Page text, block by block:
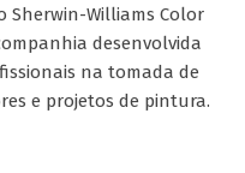
Sherwin-Williams Color
desenvolvida
na tomada de
e projetos de pintura.